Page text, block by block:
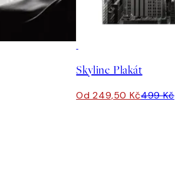
Skyline Plakát
Od 249,50 Kč499 Kč